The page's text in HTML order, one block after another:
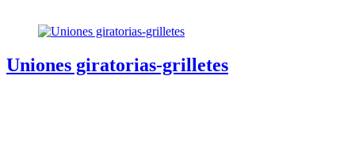
Uniones giratorias-grilletes